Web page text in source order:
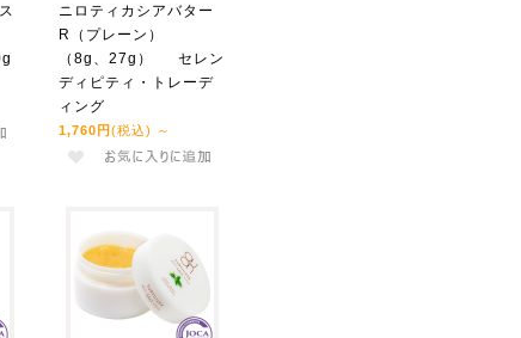
ニロティカシアバター
R（プレーン）
（8g、27g） セレン
ディピティ・トレーデ
ィング
1,760円 (税込) ～